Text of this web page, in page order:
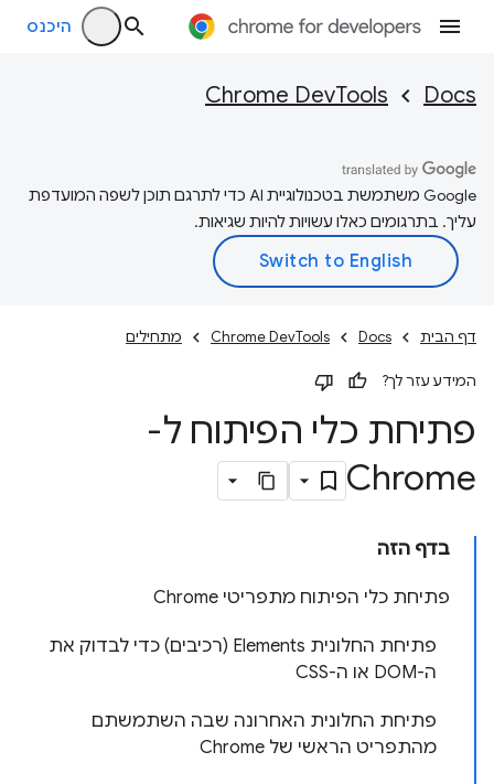
היכנס
Docs
Chrome DevTools
‫Google משתמשת בטכנולוגיית AI כדי לתרגם תוכן לשפה המועדפת
עליך. בתרגומים כאלו עשויות להיות שגיאות.
דף הבית Docs
Chrome DevTools מתחילים
המידע עזר לך?
פתיחת כלי הפיתוח ל-
Chrome
בדף הזה
פתיחת כלי הפיתוח מתפריטי Chrome
פתיחת החלונית Elements (רכיבים) כדי לבדוק את
ה-DOM או ה-CSS
פתיחת החלונית האחרונה שבה השתמשתם
מהתפריט הראשי של Chrome